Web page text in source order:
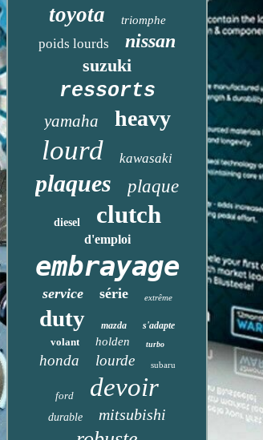
toyota triomphe
poids lourds nissan
suzuki
ressorts
yamaha heavy
lourd kawasaki
plaques plaque
diesel clutch
d'emploi
embrayage
service série extrême
duty mazda s'adapte
volant holden turbo
honda lourde subaru
ford devoir
durable mitsubishi